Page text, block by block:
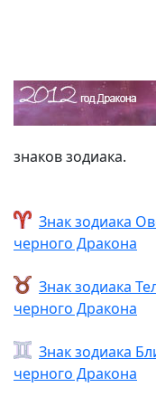
знаков зодиака.
Знак зодиака
черного Дракона
Знак зодиака
черного Дракона
Знак зодиака
черного Дракона